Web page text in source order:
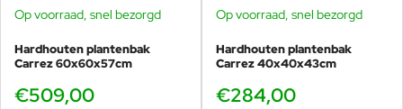
Op voorraad, snel bezorgd
Hardhouten plantenbak
Carrez 60x60x57cm
€509,00
Op voorraad, snel bezorgd
Hardhouten plantenbak
Carrez 40x40x43cm
€284,00